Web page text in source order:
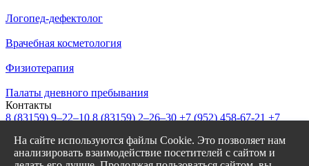
Логопед-дефектолог
Врачебная косметология
Физиотерапия
Палаты дневного пребывания
Контакты
8 (83159) 9–22–10 8 (83159) 2–26–30 +7 (952) 458-67-21 +7
info@garantiya-bor.ru
Режим работы
На сайте используются файлы Cookie. Это позволяет нам
анализировать взаимодействие посетителей с сайтом и